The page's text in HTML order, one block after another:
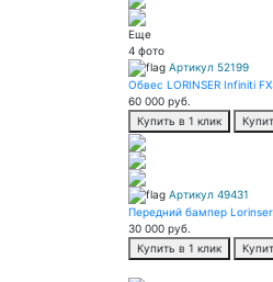
Еще
4 фото
Артикул 52199
Обвес LORINSER Infiniti
60 000 руб.
Купить в 1 клик
Артикул 49431
Передний бампер
30 000 руб.
Купить в 1 клик